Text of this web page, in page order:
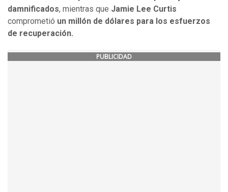
damnificados, mientras que Jamie Lee Curtis
comprometió un millón de dólares para los esfuerzos
de recuperación.
PUBLICIDAD